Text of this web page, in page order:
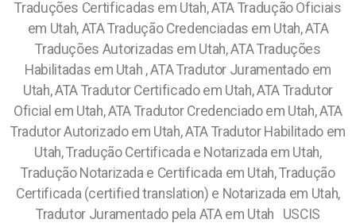
Traduções Certificadas em Utah, ATA Tradução Oficiais
em Utah, ATA Tradução Credenciadas em Utah, ATA
Traduções Autorizadas em Utah, ATA Traduções
Habilitadas em Utah , ATA Tradutor Juramentado em
Utah, ATA Tradutor Certificado em Utah, ATA Tradutor
Oficial em Utah, ATA Tradutor Credenciado em Utah, ATA
Tradutor Autorizado em Utah, ATA Tradutor Habilitado em
Utah, Tradução Certificada e Notarizada em Utah,
Tradução Notarizada e Certificada em Utah, Tradução
Certificada (certified translation) e Notarizada em Utah,
Tradutor Juramentado pela ATA em Utah USCIS